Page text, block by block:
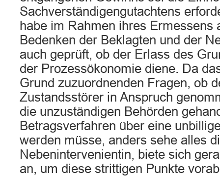
Sachverständigengutachtens
habe im Rahmen ihres Ermessens
Bedenken der Beklagten und der
auch geprüft, ob der Erlass des
der Prozessökonomie diene. Da
Grund zuzuordnenden Fragen, ob
Zustandsstörer in Anspruch
die unzuständigen Behörden
Betragsverfahren über eine
werden müsse, anders sehe alles
Nebenintervenientin, biete sich
an, um diese strittigen Punkte